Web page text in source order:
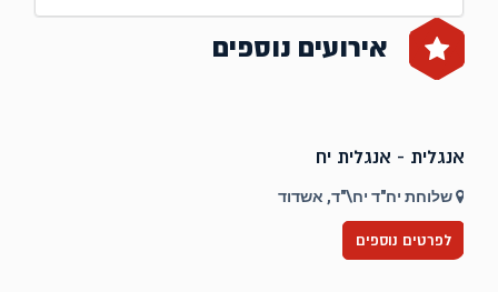
אירועים נוספים
אנגלית - אנגלית יח
שלוחת יח"ד יח\"ד, אשדוד
לפרטים נוספים